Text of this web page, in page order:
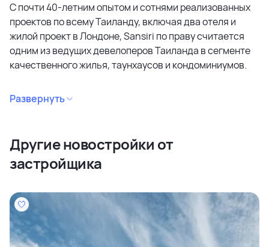
С почти 40-летним опытом и сотнями реализованных
проектов по всему Таиланду, включая два отеля и
жилой проект в Лондоне, Sansiri по праву считается
одним из ведущих девелоперов Таиланда в сегменте
качественного жилья, таунхаусов и кондоминиумов.
Создавая тщательно продуманные и качественно
построенные дома, компания стремится постоянно
Sansiri также является единственным в Таиланде
полностью интегрированным девелопером,
значительно выходящий за рамки традиционного
девелопмента.
Развернуть
Другие новостройки от
застройщика